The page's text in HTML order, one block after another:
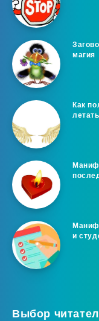
магия
Как
и
Выбор